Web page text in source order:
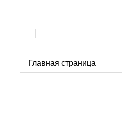
Главная страница